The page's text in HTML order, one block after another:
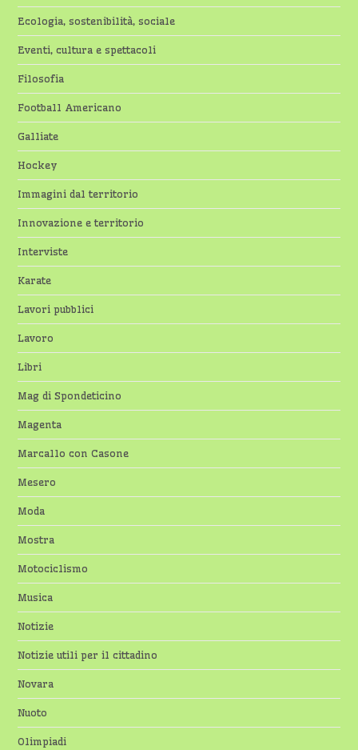
Ecologia, sostenibilità, sociale
Eventi, cultura e spettacoli
Filosofia
Football Americano
Galliate
Hockey
Immagini dal territorio
Innovazione e territorio
Interviste
Karate
Lavori pubblici
Lavoro
Libri
Mag di Spondeticino
Magenta
Marcallo con Casone
Mesero
Moda
Mostra
Motociclismo
Musica
Notizie
Notizie utili per il cittadino
Novara
Nuoto
Olimpiadi